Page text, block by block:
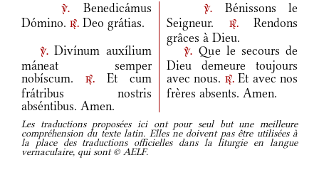
v.
Benedicámus
Dómino. r. Deo grátias.
v.
Bénissons le
Seigneur.
r.Rendons
grâces à Dieu.
v.Divínum auxílium
máneat semper
nobíscum.
r.
Et cum
frátribus nostris
abséntibus. Amen.
v. Que le secours de
Dieu demeure toujours
avec nous. r.Et avec nos
frères absents. Amen.
Les traductions proposées ici ont pour seul but une meilleure
compréhension du texte latin. Elles ne doivent pas être utilisées à
la place des traductions officielles dans la liturgie en langue
vernaculaire, qui sont © AELF.